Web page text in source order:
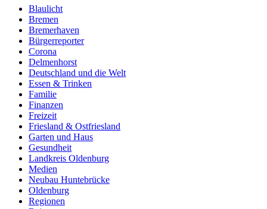
Blaulicht
Bremen
Bremerhaven
Bürgerreporter
Corona
Delmenhorst
Deutschland und die Welt
Essen & Trinken
Familie
Finanzen
Freizeit
Friesland & Ostfriesland
Garten und Haus
Gesundheit
Landkreis Oldenburg
Medien
Neubau Huntebrücke
Oldenburg
Regionen